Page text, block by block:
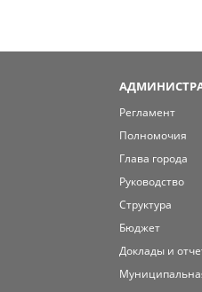
Регламент
Полномочия
Глава города
Руководство
Структура
Бюджет
Доклады и